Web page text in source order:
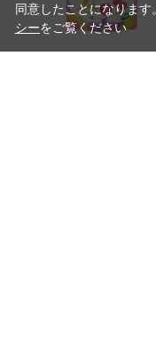
同意したことになります
シーをご覧ください